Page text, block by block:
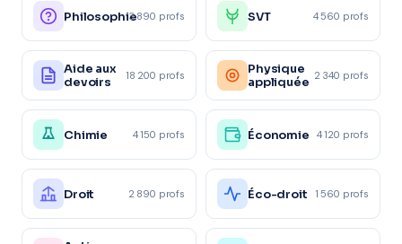
Philosophie3 890 profs SVT 4 560 profs
Aide aux
devoirs
18 200 profs
Physique
appliquée 2 340 profs
Chimie 4 150 profs Économie 4 120 profs
Droit 2 890 profs Éco-droit 1 560 profs